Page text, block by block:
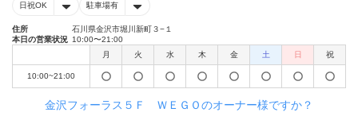
日祝OK 駐車場有
住所
石川県金沢市堀川新町３−１
本日の営業状況 10:00〜21:00
月
火 水 木 金 土 日 祝
10:00~21:00
金沢フォーラス５Ｆ ＷＥＧＯのオーナー様ですか？